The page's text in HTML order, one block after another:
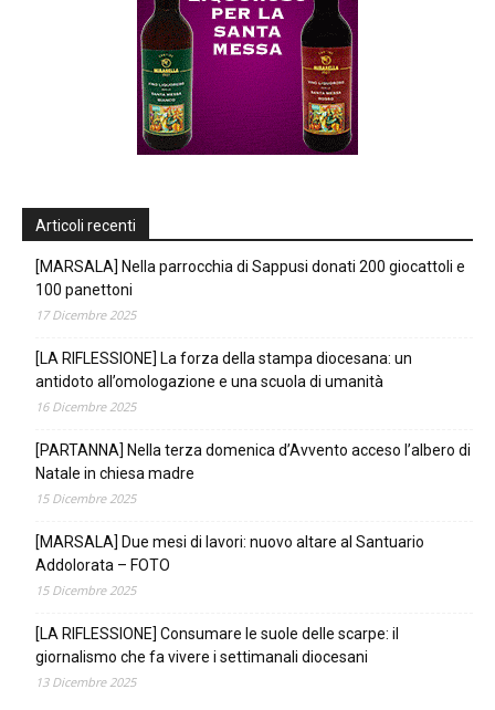
Articoli recenti
[MARSALA] Nella parrocchia di Sappusi donati 200 giocattoli e
100 panettoni
17 Dicembre 2025
[LA RIFLESSIONE] La forza della stampa diocesana: un
antidoto all’omologazione e una scuola di umanità
16 Dicembre 2025
[PARTANNA] Nella terza domenica d’Avvento acceso l’albero di
Natale in chiesa madre
15 Dicembre 2025
[MARSALA] Due mesi di lavori: nuovo altare al Santuario
Addolorata – FOTO
15 Dicembre 2025
[LA RIFLESSIONE] Consumare le suole delle scarpe: il
giornalismo che fa vivere i settimanali diocesani
13 Dicembre 2025